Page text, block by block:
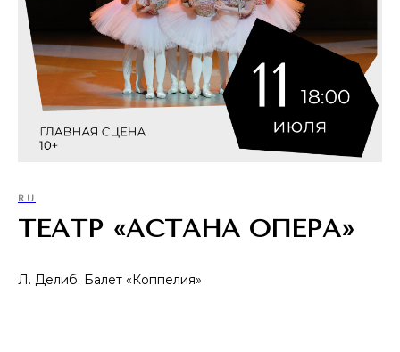
RU
ТЕАТР «АСТАНА ОПЕРА»
Л. Делиб. Балет «Коппелия»